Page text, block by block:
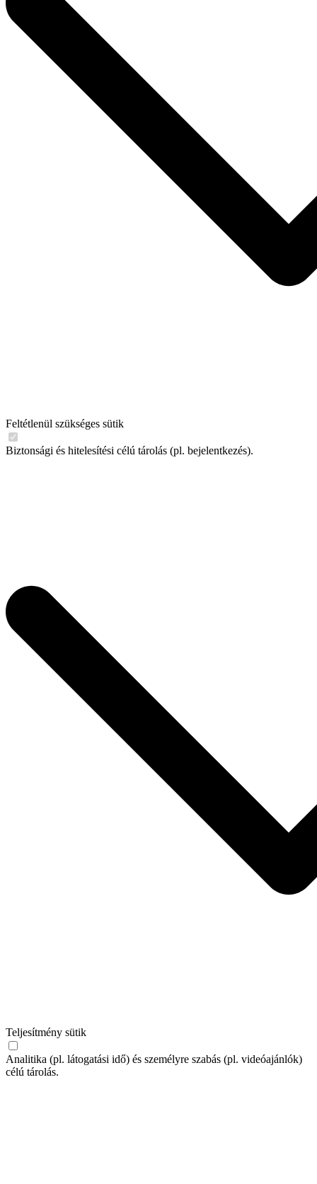
Feltétlenül szükséges sütik
Biztonsági és hitelesítési célú tárolás (pl. bejelentkezés).
Teljesítmény sütik
Analitika (pl. látogatási idő) és személyre szabás (pl. videóajánlók)
célú tárolás.